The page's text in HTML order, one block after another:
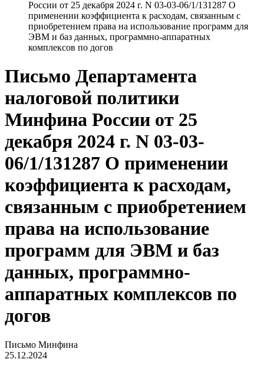
России от 25 декабря 2024 г. N 03-03-06/1/131287 О
применении коэффициента к расходам, связанным с
приобретением права на использование программ для
ЭВМ и баз данных, программно-аппаратных
комплексов по догов
Письмо Департамента
налоговой политики
Минфина России от 25
декабря 2024 г. N 03-03-
06/1/131287 О применении
коэффициента к расходам,
связанным с приобретением
права на использование
программ для ЭВМ и баз
данных, программно-
аппаратных комплексов по
догов
Письмо Минфина
25.12.2024